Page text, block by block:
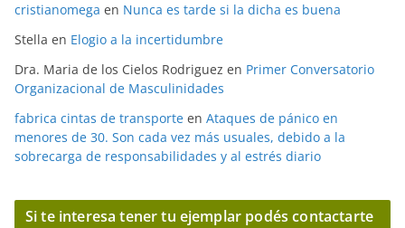
cristianomega en Nunca es tarde si la dicha es buena
Stella en Elogio a la incertidumbre
Dra. Maria de los Cielos Rodriguez en Primer Conversatorio
Organizacional de Masculinidades
fabrica cintas de transporte en Ataques de pánico en
menores de 30. Son cada vez más usuales, debido a la
sobrecarga de responsabilidades y al estrés diario
Si te interesa tener tu ejemplar podés contactarte